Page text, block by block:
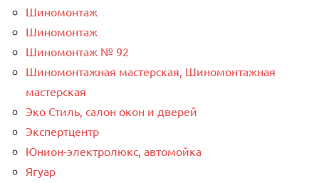
Шиномонтаж
Шиномонтаж
Шиномонтаж № 92
Шиномонтажная мастерская, Шиномонтажная
мастерская
Эко Стиль, салон окон и дверей
Экспертцентр
Юнион-электролюкс, автомойка
Ягуар